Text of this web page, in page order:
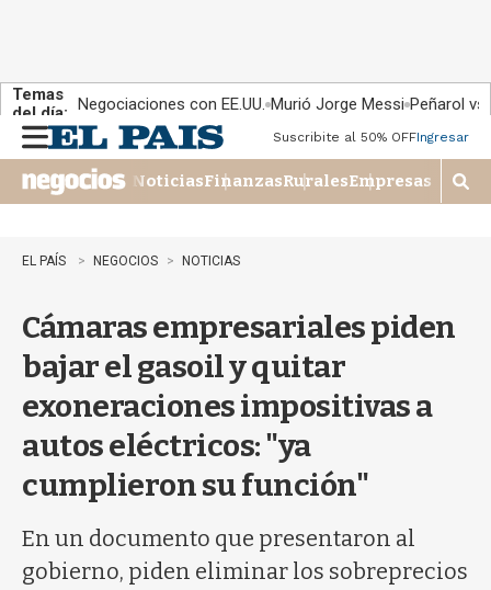
Temas
del día: Negociaciones con EE.UU. Murió Jorge Messi Peñarol
n
u
Suscribite al 50% OFFIngresar
NoticiasFinanzasRuralesEmpresas
M
o
EL PAÍS NEGOCIOS NOTICIAS
Cámaras empresariales piden
bajar el gasoil y quitar
exoneraciones impositivas a
autos eléctricos: "ya
cumplieron su función"
En un documento que presentaron al
gobierno, piden eliminar los sobreprecios